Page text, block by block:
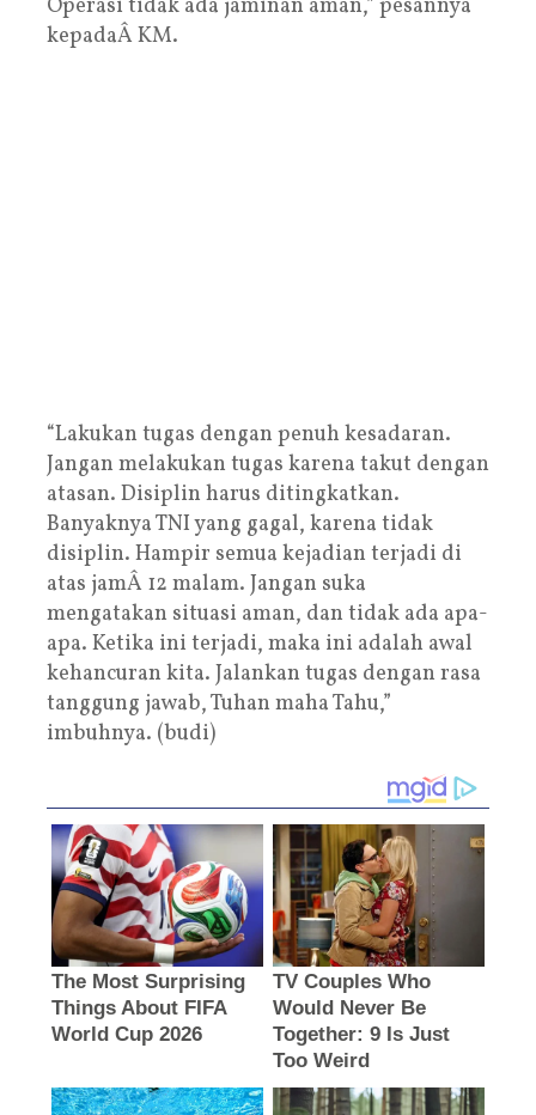
Operasi tidak ada jaminan aman,” pesannya
kepadaÂ KM.
“Lakukan tugas dengan penuh kesadaran.
Jangan melakukan tugas karena takut dengan
atasan. Disiplin harus ditingkatkan.
Banyaknya TNI yang gagal, karena tidak
disiplin. Hampir semua kejadian terjadi di
atas jamÂ 12 malam. Jangan suka
mengatakan situasi aman, dan tidak ada apa-
apa. Ketika ini terjadi, maka ini adalah awal
kehancuran kita. Jalankan tugas dengan rasa
tanggung jawab, Tuhan maha Tahu,”
imbuhnya. (budi)